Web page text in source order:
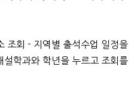
조회 - 지역별 출석수업 일정을
설학과와 학년을 누르고 조회를